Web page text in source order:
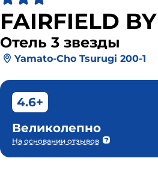
FAIRFIELD
Отель 3 звезды
Yamato-Cho Tsurugi 200-1
4.6+
Великолепно
На основании отзывов